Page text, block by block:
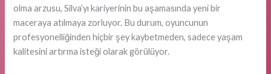
olma arzusu, Silva’yı kariyerinin bu aşamasında yeni bir
maceraya atılmaya zorluyor. Bu durum, oyuncunun
profesyonelliğinden hiçbir şey kaybetmeden, sadece yaşam
kalitesini artırma isteği olarak görülüyor.